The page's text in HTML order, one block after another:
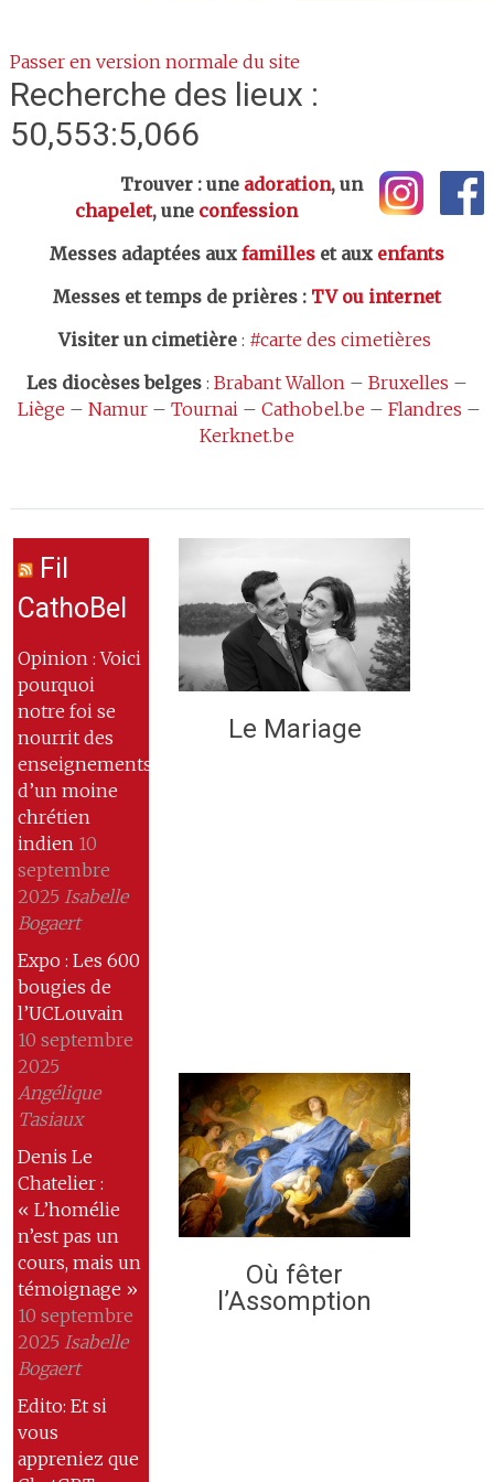
Passer en version normale du site
Recherche des lieux :
50,553:5,066
Trouver : une adoration, un
chapelet, une confession
Messes adaptées aux familleset aux enfants
Messes et temps de prières: TV ou internet
Visiter un cimetière: #carte des cimetières
Les diocèses belges: Brabant Wallon– Bruxelles –
Liège – Namur– Tournai– Cathobel.be – Flandres –
Kerknet.be
Fil
CathoBel
Opinion : Voici
pourquoi
notre foi se
nourrit des
enseignements
d’un moine
chrétien
indien 10
septembre
2025 Isabelle
Bogaert
Expo : Les 600
bougies de
l’UCLouvain
10 septembre
2025
Angélique
Tasiaux
Denis Le
Chatelier :
« L’homélie
n’est pas un
cours, mais un
témoignage »
10 septembre
2025 Isabelle
Bogaert
Edito: Et si
vous
appreniez que
Le Mariage
Où fêter
l’Assomption